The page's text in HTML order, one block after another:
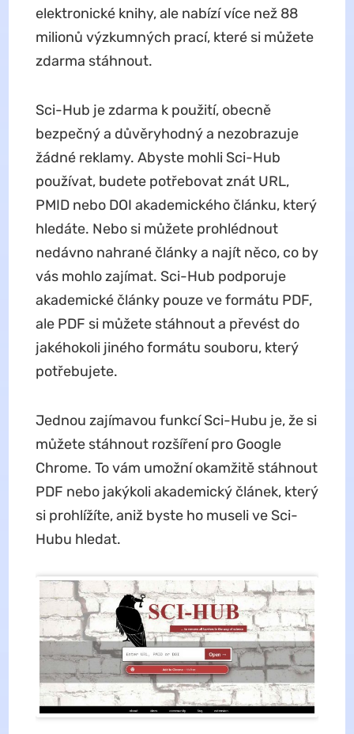
elektronické knihy, ale nabízí více než 88
milionů výzkumných prací, které si můžete
zdarma stáhnout.
Sci-Hub je zdarma k použití, obecně
bezpečný a důvěryhodný a nezobrazuje
žádné reklamy. Abyste mohli Sci-Hub
používat, budete potřebovat znát URL,
PMID nebo DOI akademického článku, který
hledáte. Nebo si můžete prohlédnout
nedávno nahrané články a najít něco, co by
vás mohlo zajímat. Sci-Hub podporuje
akademické články pouze ve formátu PDF,
ale PDF si můžete stáhnout a převést do
jakéhokoli jiného formátu souboru, který
potřebujete.
Jednou zajímavou funkcí Sci-Hubu je, že si
můžete stáhnout rozšíření pro Google
Chrome. To vám umožní okamžitě stáhnout
PDF nebo jakýkoli akademický článek, který
si prohlížíte, aniž byste ho museli ve Sci-
Hubu hledat.